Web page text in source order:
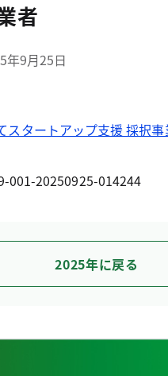
者
年9月25日
スタートアップ支援 採択事
001-20250925-014244
2025年に戻る